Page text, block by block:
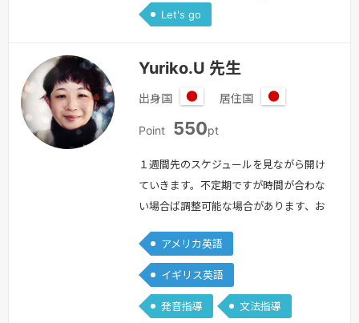
いきましょう…
Let's go
Yuriko.U 先生
出身国
本
居住国
Point 550pt
１週間先のスケジュールを見ながら開け
ていきます。不定期ですが時間が合わな
い場合ば調整可能な場合があります、お
めまして。Yuriko.Uと申します。私のレ
ッスンは誰に対してもオープンであり、
指導スタイルは柔軟で、優しい先生を目
指しています。また、レッスンの中に毎
アメリカ英語
イギリス英語
発音指導 文法指導